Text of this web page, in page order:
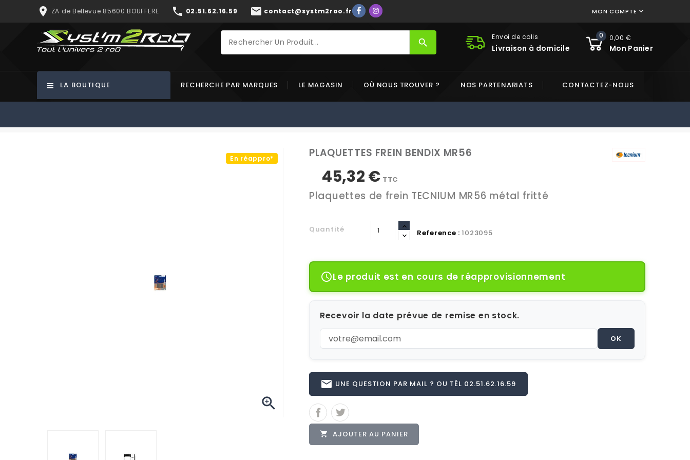
place ZA de Bellevue 85600 BOUFFERE phone 02.51.62.16.59 mail contact@systm2roo.fr MON COMPTE 
0 0,00 €
Mon Panier
Envoi de colis
Livraison à domicile
search
LA BOUTIQUE RECHERCHE PAR MARQUES LE MAGASIN OÙ NOUS TROUVER ? NOS PARTENARIATS CONTACTEZ-NOUS
En réappro*

PLAQUETTES FREIN BENDIX MR56
45,32 € TTC
Plaquettes de frein TECNIUM MR56 métal fritté
Quantité Reference : 1023095
Le produit est en cours de réapprovisionnement
Recevoir la date prévue de remise en stock.
OK
email UNE QUESTION PAR MAIL ? OU TÉL 02.51.62.16.59
 AJOUTER AU PANIER